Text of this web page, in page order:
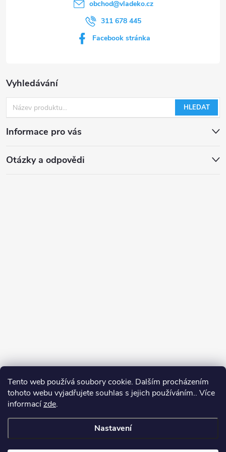
Tento web používá soubory cookie. Dalším procházením
tohoto webu vyjadřujete souhlas s jejich používáním.. Více
informacízde.
Nastavení
Vyhledávání
HLEDAT
Informace pro vás
Otázky a odpovědi
obchod@vladeko.cz
311 678 445
Facebook stránka
Spolupracujeme